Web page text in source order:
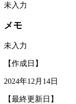
未入力
メモ
未入力
【作成日】
2024年12月14日
【最終更新日】